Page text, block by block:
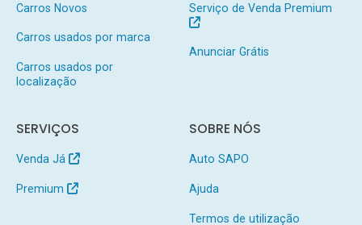
Carros Novos
Carros usados por marca
Carros usados por
localização
Serviço de Venda Premium
Anunciar Grátis
SERVIÇOS
Venda Já
Premium
SOBRE NÓS
Auto SAPO
Ajuda
Termos de utilização